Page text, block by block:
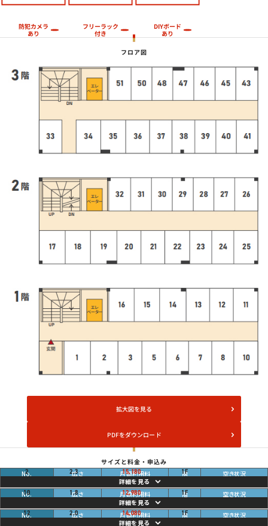
防犯カメラ
あり
フリーラック
付き
DIYボード
あり
フロア図
拡大図を見る
PDFをダウンロード
サイズと料金・申込み
2 2.3畳 15,180円 1F ご利用中
10 1.8畳 12,980円 1F ご利用中
12 2.0畳 14,080円 1F ご利用中